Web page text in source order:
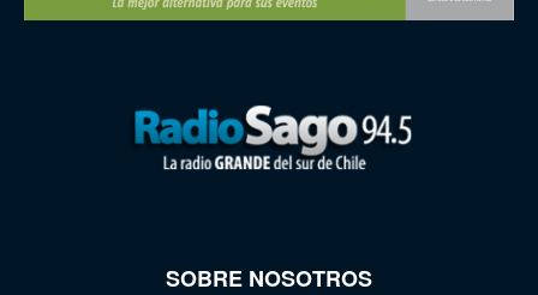
SOBRE NOSOTROS